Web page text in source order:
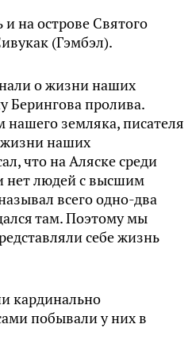
на острове Святого
(Гэмбэл).
о жизни наших
Берингова пролива.
земляка, писателя
наших
что на Аляске среди
нет людей с высшим
всего одно-два
там. Поэтому мы
себе жизнь
кардинально
побывали у них в